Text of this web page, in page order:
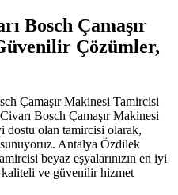
Bosch Çamaşır
Çözümler,
Çamaşır Makinesi Tamircisi
Bosch Çamaşır Makinesi
dostu olan tamircisi olarak,
Antalya Özdilek
beyaz eşyalarınızın en iyi
ve güvenilir hizmet